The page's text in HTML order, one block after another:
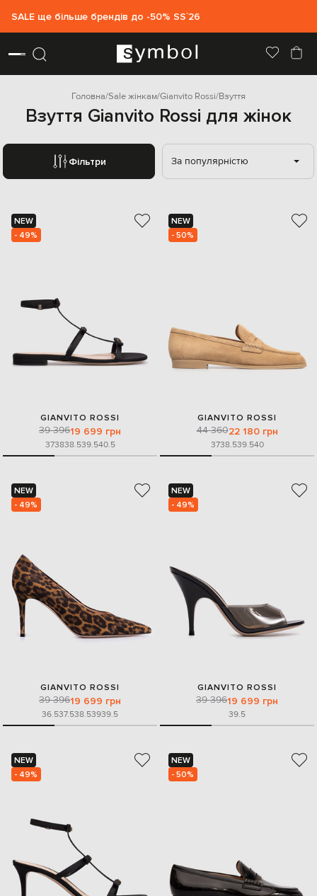
SALE ще більше брендів до -50% SS`26
Головна Sale жінкам Gianvito Rossi Взуття
Взуття Gianvito Rossi для жінок
Фільтри За популярністю
NEW
- 49%
GIANVITO ROSSI
39 39619 699 грн
373838.539.540.5
NEW
- 50%
GIANVITO ROSSI
44 36022 180 грн
3738.539.540
NEW
- 49%
GIANVITO ROSSI
39 39619 699 грн
36.537.538.53939.5
NEW
- 49%
GIANVITO ROSSI
39 39619 699 грн
39.5
NEW
- 49%
NEW
- 50%